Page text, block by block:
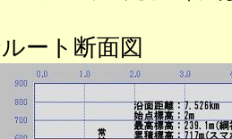
ート断面図